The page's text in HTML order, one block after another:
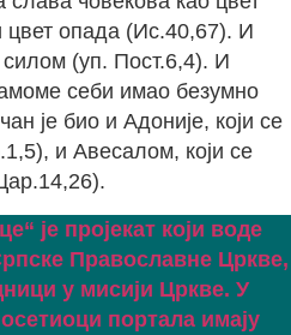
опада (Ис.40,67). И
(уп. Пост.6,4). И
себи имао безумно
је био и Адоније, који се
и Авесалом, који се
је пројекат који воде
Православне Цркве,
у мисији Цркве. У
портала имају